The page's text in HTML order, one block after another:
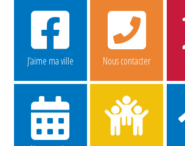
J’aime ma ville Nous contacter